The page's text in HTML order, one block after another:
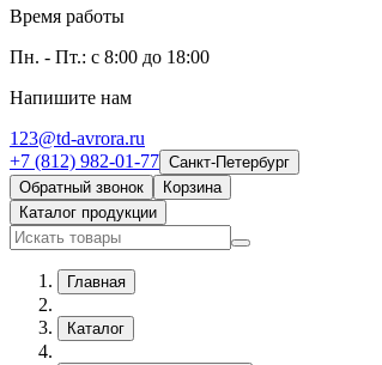
Время работы
Пн. - Пт.: с 8:00 до 18:00
Напишите нам
123@td-avrora.ru
+7 (812) 982-01-77 Санкт-Петербург
Обратный звонок
Корзина
Каталог продукции
Главная
Каталог